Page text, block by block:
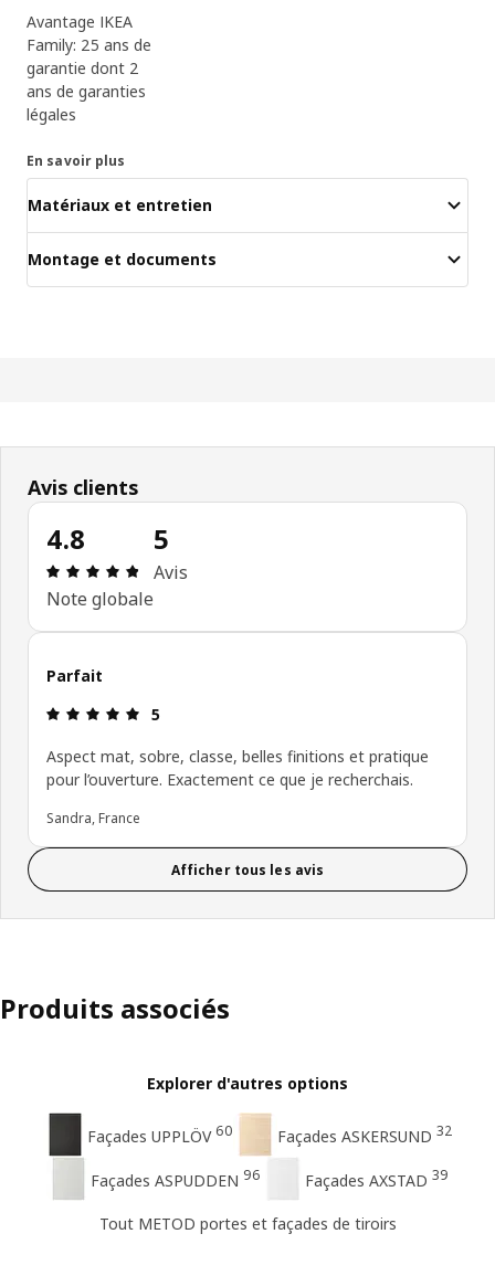
Avantage IKEA
Family: 25 ans de
garantie dont 2
ans de garanties
légales
En savoir plus
Matériaux et entretien
Montage et documents
Avis clients
4.8
Avis: 4.8 sur 5 étoiles Nombre total d'avis: 5
Note globale
5
Avis
Parfait
Avis: 5 sur 5 étoiles
5
Aspect mat, sobre, classe, belles finitions et pratique
pour l’ouverture. Exactement ce que je recherchais.
Sandra, France
Afficher tous les avis
Produits associés
Explorer d'autres options
Façades UPPLÖV 60 Façades ASKERSUND 32
Façades ASPUDDEN 96 Façades AXSTAD 39
Tout METOD portes et façades de tiroirs